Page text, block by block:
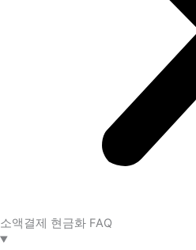
소액결제 현금화 FAQ​